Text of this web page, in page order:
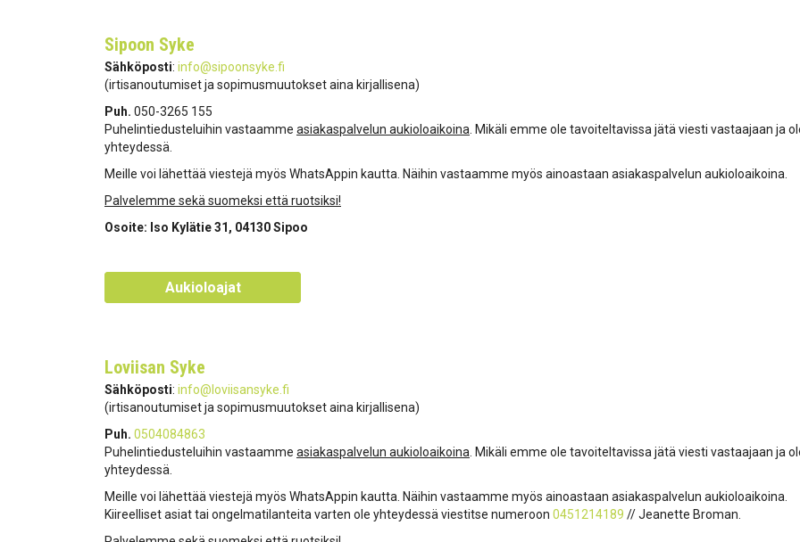
Sipoon Syke
Sähköposti: info@sipoonsyke.fi
(irtisanoutumiset ja sopimusmuutokset aina kirjallisena)
Puh. 050-3265 155
Puhelintiedusteluihin vastaamme asiakaspalvelun aukioloaikoina . Mikäli emme ole tavoiteltavissa jätä viesti vastaajaan ja
yhteydessä.
Meille voi lähettää viestejä myös WhatsAppin kautta. Näihin vastaamme myös ainoastaan asiakaspalvelun aukioloaikoina.
Palvelemme sekä suomeksi että ruotsiksi!
Osoite: Iso Kylätie 31, 04130 Sipoo
Aukioloajat
Loviisan Syke
Sähköposti: info@loviisansyke.fi
(irtisanoutumiset ja sopimusmuutokset aina kirjallisena)
Puh. 0504084863
Puhelintiedusteluihin vastaamme asiakaspalvelun aukioloaikoina . Mikäli emme ole tavoiteltavissa jätä viesti vastaajaan ja
yhteydessä.
Meille voi lähettää viestejä myös WhatsAppin kautta. Näihin vastaamme myös ainoastaan asiakaspalvelun aukioloaikoina.
Kiireelliset asiat tai ongelmatilanteita varten ole yhteydessä viestitse numeroon 0451214189 // Jeanette Broman.